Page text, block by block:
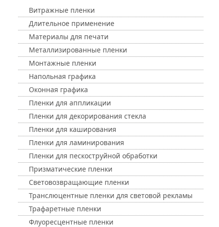
Витражные пленки
Длительное применение
Материалы для печати
Металлизированные пленки
Монтажные пленки
Напольная графика
Оконная графика
Пленки для аппликации
Пленки для декорирования стекла
Пленки для каширования
Пленки для ламинирования
Пленки для пескоструйной обработки
Призматические пленки
Световозвращающие пленки
Транслюцентные пленки для световой рекламы
Трафаретные пленки
Флуоресцентные пленки